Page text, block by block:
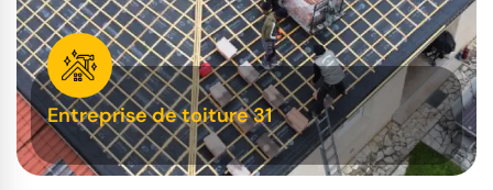
Entreprise de toiture 31